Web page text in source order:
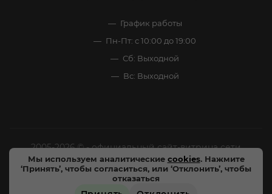
Мы используем аналитические cookies. Нажмите
‘Принять’, чтобы согласиться, или ‘Отклонить’, чтобы
отказаться
График работы
Пн-Пт: с 10:00 до 19:00
Сб: Выходной
Вс: Выходной
2005-2026 © - официальный сайт-витрина сети
специализированных напитков "Калейдоскоп Напитков
Мира". Все права защищены.